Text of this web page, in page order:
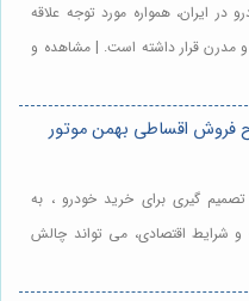
ایران، همواره مورد توجه علاقه
مدرن قرار داشته است. | مشاهده و
فروش اقساطی بهمن موتور
گیری برای خرید خودرو ، به
شرایط اقتصادی، می تواند چالش